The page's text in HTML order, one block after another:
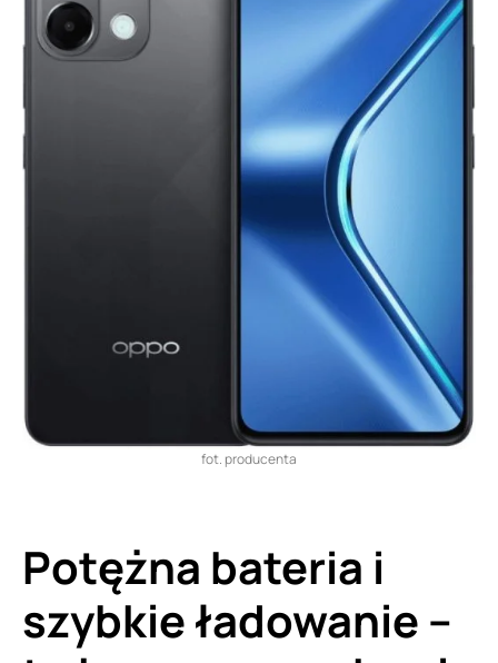
fot. producenta
Potężna bateria i
szybkie ładowanie –